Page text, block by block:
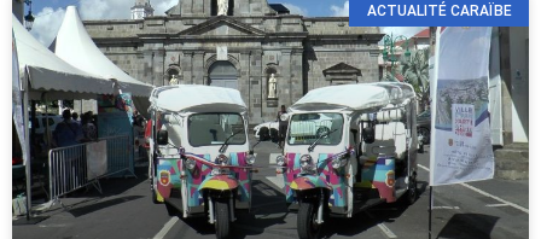
ACTUALITÉ CARAÏBE